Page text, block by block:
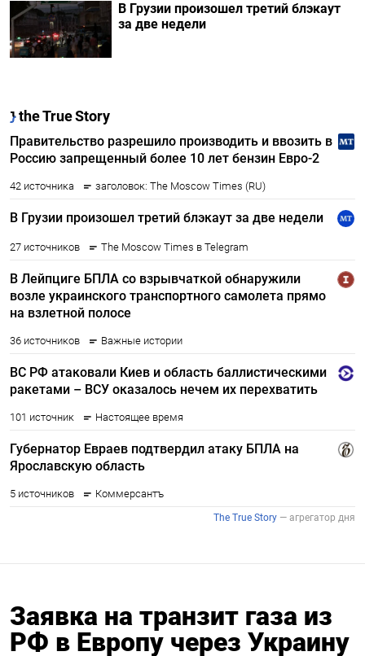
В Грузии произошел третий блэкаут
за две недели
Заявка на транзит газа из
РФ в Европу через Украину